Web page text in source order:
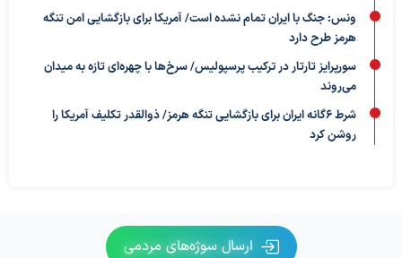
ونس: جنگ با ایران تمام نشده است/ آمریکا برای بازگشایی امن تنگه
هرمز طرح دارد
سورپرایز تارتار در ترکیب پرسپولیس/ سرخ‌ها با چهره‌ای تازه به میدان
می‌روند
شرط ۶گانه ایران برای بازگشایی تنگه هرمز/ ذوالقدر تکلیف آمریکا را
روشن کرد
ارسال سوژه‌های مردمی